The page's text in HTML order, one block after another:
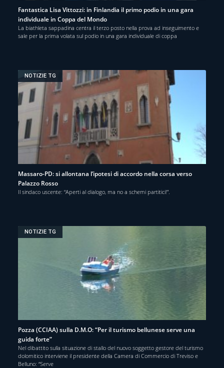
Fantastica Lisa Vittozzi: in Finlandia il primo podio in una gara
individuale in Coppa del Mondo
La biathleta sappadina centra il terzo posto nella prova ad inseguimento e
sale per la prima volata sul podio in una gara individuale di coppa
NOTIZIE TG
Massaro-PD: si allontana l’ipotesi di accordo nella corsa verso
Palazzo Rosso
Il sindaco uscente: “Aperti al dialogo, ma no a schemi partitici!”.
NOTIZIE TG
Pozza (CCIAA) sulla D.M.O: “Per il turismo bellunese serve una
guida forte”
Nel dibattito sulla situazione di stallo del nuovo soggetto gestore del turismo
dolomitico interviene il presidente della Camera di Commercio di Treviso e
Belluno: “Serve